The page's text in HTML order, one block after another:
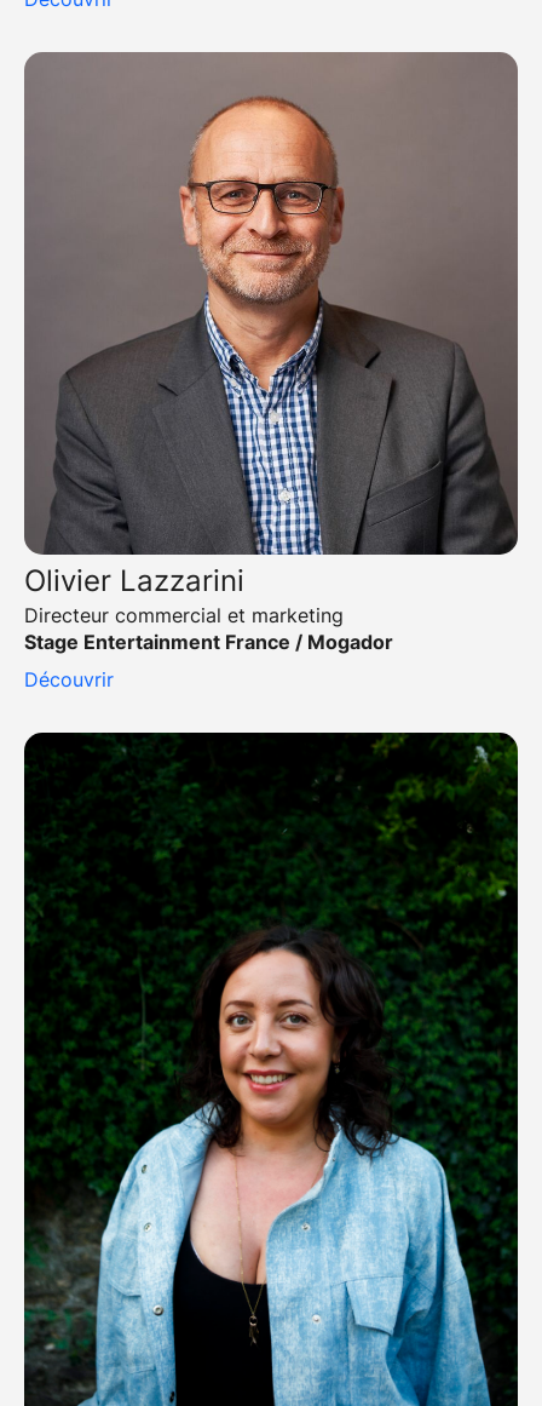
Olivier Lazzarini
Directeur commercial et marketing
Stage Entertainment France / Mogador
Découvrir
Charlotte Gluzman
Direction & Booking
Source Productions
Découvrir